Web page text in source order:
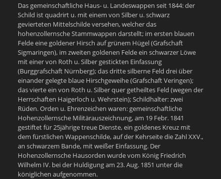
Das gemeinschaftliche Haus- u. Landeswappen seit 1844: der
Schild ist quadrirt u. mit einem von Silber u. schwarz
gevierteten Mittelschilde versehen, welcher das
hohenzollernsche Stammwappen darstellt; im ersten blauen
Felde eine goldener Hirsch auf grünem Hügel (Grafschaft
Sigmaringen), im zweiten goldenen Felde ein schwarzer Löwe
mit einer von Roth u. Silber gestickten Einfassung
(Burggrafschaft Nürnberg); das dritte silberne Feld drei über
einander gelegte blaue Hirschgeweihe (Grafschaft Veringen);
das vierte ein von Roth u. Silber quer getheiltes Feld (wegen der
Herrschaften Haigerloch u. Wehrstein); Schildhalter: zwei
Rüden. Orden u. Ehrenzeichen waren: gemeinschaftliche
Hohenzollernsche Militärauszeichnung, am 19 Febr. 1841
gestiftet für 25jährige treue Dienste, ein goldenes Kreuz mit
dem fürstlichen Wappenschilde, auf der Kehrseite die Zahl XXV.,
an schwarzem Bande, mit weißer Einfassung. Der
Hohenzollernsche Hausorden wurde vom König Friedrich
Wilhelm IV. bei der Huldigung am 23. Aug. 1851 unter die
königlichen aufgenommen.